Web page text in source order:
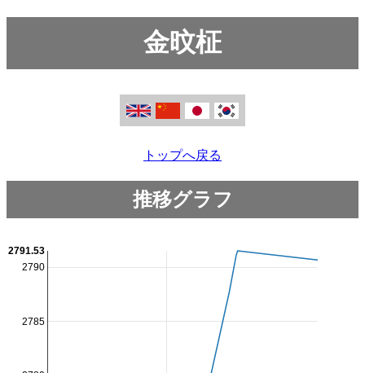
金旼柾
トップへ戻る
推移グラフ
2785
2790
2791.53